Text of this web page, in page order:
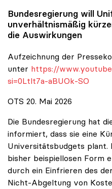
Bundesregierung will
unverhältnismäßig
die Auswirkungen
Aufzeichnung der
unter https://
si=0Ltlt7a-aBUOk-SO
OTS 20. Mai 2026
Die Bundesregierung hat
informiert, dass sie eine
Universitätsbudgets plant.
bisher beispiellosen Form
durch ein Einfrieren des
Nicht-Abgeltung von